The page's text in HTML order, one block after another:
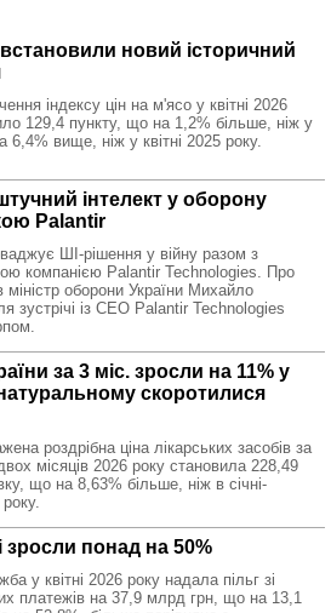
встановили новий історичний
індексу цін на м'ясо у квітні 2026
129,4 пункту, що на 1,2% більше, ніж у
6,4% вище, ніж у квітні 2025 року.
інтелект у оборону
Palantir
ШІ-рішення у війну разом з
компанією Palantir Technologies. Про
міністр оборони України Михайло
зустрічі із CEO Palantir Technologies
за 3 міс. зросли на 11% у
скоротилися
роздрібна ціна лікарських засобів за
місяців 2026 року становила 228,49
що на 8,63% більше, ніж в січні-
зросли понад на 50%
у квітні 2026 року надала пільг зі
платежів на 37,9 млрд грн, що на 13,1